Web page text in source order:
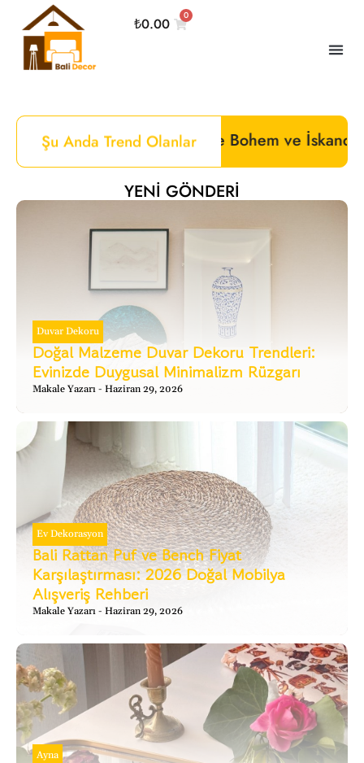
₺0.00 0
Şu Anda Trend Olanlar
Bohem ve İskandinav Mobilyalar:Bali
YENI GÖNDERI
Duvar Dekoru
Doğal Malzeme Duvar Dekoru Trendleri:
Evinizde Duygusal Minimalizm Rüzgarı
Makale Yazarı Haziran 29, 2026
Ev Dekorasyon
Bali Rattan Puf ve Bench Fiyat
Karşılaştırması: 2026 Doğal Mobilya
Alışveriş Rehberi
Makale Yazarı Haziran 29, 2026
Ayna